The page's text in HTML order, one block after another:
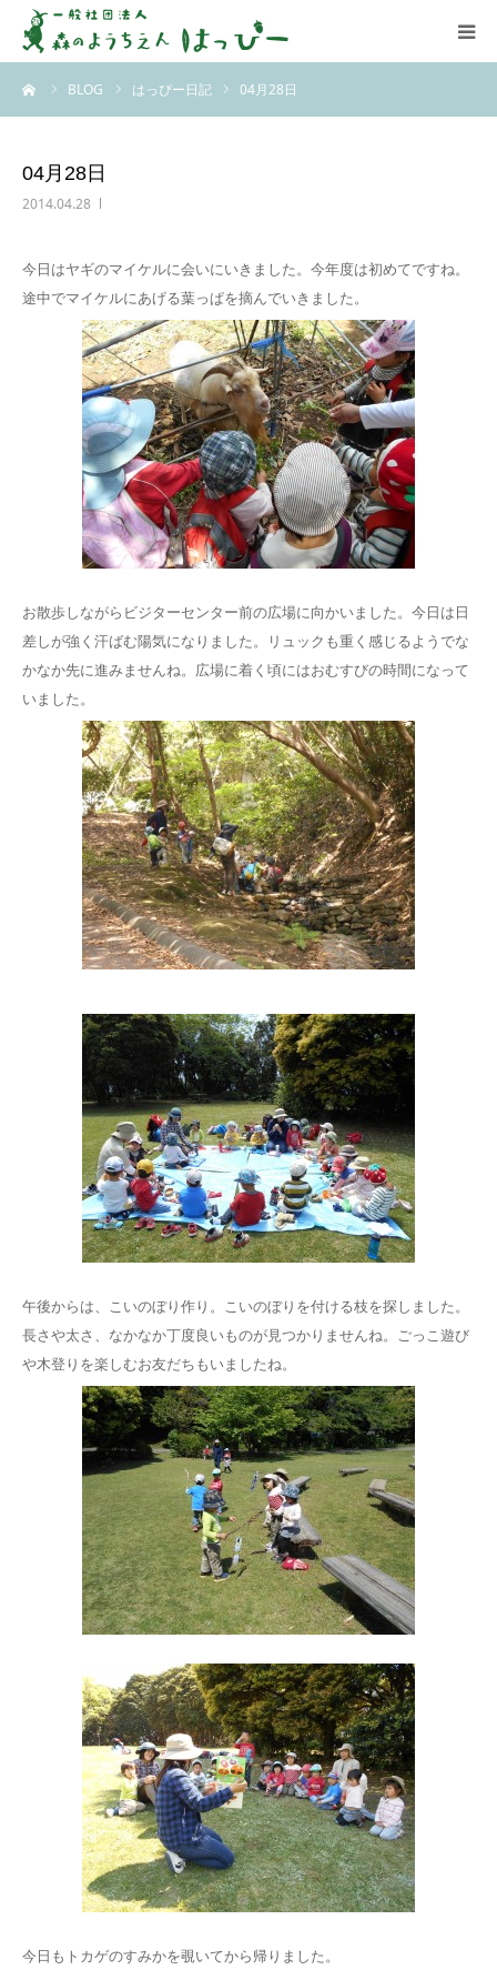
BLOG はっぴー日記 04月28日
04月28日
2014.04.28
今日はヤギのマイケルに会いにいきました。今年度は初めてですね。
途中でマイケルにあげる葉っぱを摘んでいきました。
お散歩しながらビジターセンター前の広場に向かいました。今日は日
差しが強く汗ばむ陽気になりました。リュックも重く感じるようでな
かなか先に進みませんね。広場に着く頃にはおむすびの時間になって
いました。
午後からは、こいのぼり作り。こいのぼりを付ける枝を探しました。
長さや太さ、なかなか丁度良いものが見つかりませんね。ごっこ遊び
や木登りを楽しむお友だちもいましたね。
今日もトカゲのすみかを覗いてから帰りました。
はっぴーについて
アクセス